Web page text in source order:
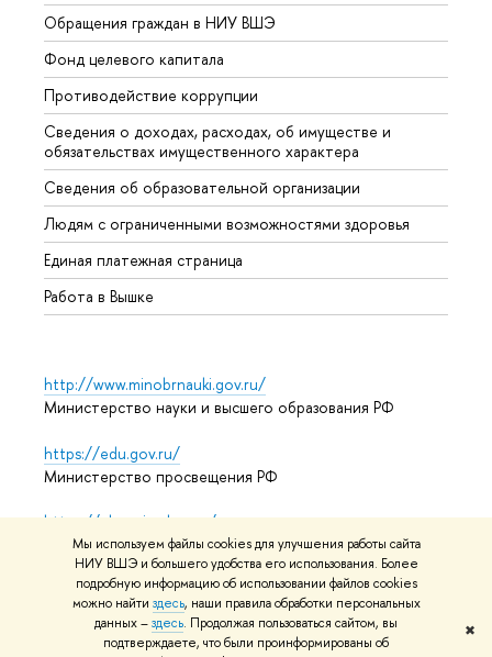
Мы используем файлы cookies для улучшения работы сайта
НИУ ВШЭ и большего удобства его использования. Более
подробную информацию об использовании файлов cookies
можно найти здесь, наши правила обработки персональных
данных –здесь. Продолжая пользоваться сайтом, вы
подтверждаете, что были проинформированы об
✖
Обращения граждан в НИУ ВШЭ
Фонд целевого капитала
Противодействие коррупции
Сведения о доходах, расходах, об имуществе и
обязательствах имущественного характера
Сведения об образовательной организации
Людям с ограниченными возможностями здоровья
Единая платежная страница
Работа в Вышке
http://www.minobrnauki.gov.ru/
Министерство науки и высшего образования РФ
https://edu.gov.ru/
Министерство просвещения РФ
https://elearning.hse.ru/mooc
Массовые открытые онлайн-курсы
© НИУ ВШЭ 1993–2026 Адреса и контактыУсловия
использования материаловПолитика конфиденциальности